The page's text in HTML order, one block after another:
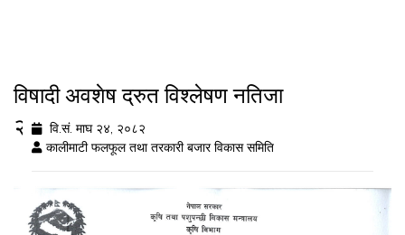
विषादी अवशेष द्रुत विश्लेषण नतिजा
२०८२/१०/२४
वि.सं. माघ २४, २०८२
कालीमाटी फलफूल तथा तरकारी बजार विकास समिति